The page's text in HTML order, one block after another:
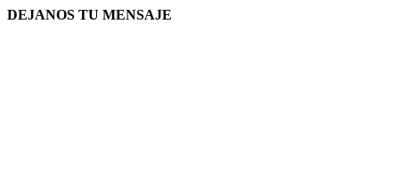
DEJANOS TU MENSAJE